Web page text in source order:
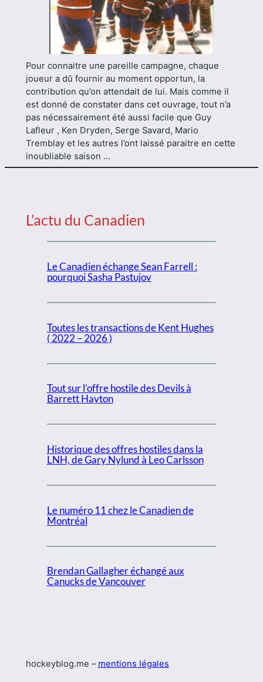
Pour connaitre une pareille campagne, chaque
joueur a dû fournir au moment opportun, la
contribution qu’on attendait de lui. Mais comme il
est donné de constater dans cet ouvrage, tout n’a
pas nécessairement été aussi facile que Guy
Lafleur , Ken Dryden, Serge Savard, Mario
Tremblay et les autres l’ont laissé paraitre en cette
inoubliable saison …
L’actu du Canadien
Le Canadien échange Sean Farrell :
pourquoi Sasha Pastujov
Toutes les transactions de Kent Hughes
( 2022 – 2026 )
Tout sur l’offre hostile des Devils à
Barrett Hayton
Historique des offres hostiles dans la
LNH, de Gary Nylund à Leo Carlsson
Le numéro 11 chez le Canadien de
Montréal
Brendan Gallagher échangé aux
Canucks de Vancouver
hockeyblog.me – mentions légales